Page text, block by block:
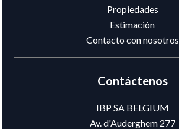
Propiedades
Estimación
Contacto con nosotros
Contáctenos
IBP SA BELGIUM
Av. d'Auderghem 277